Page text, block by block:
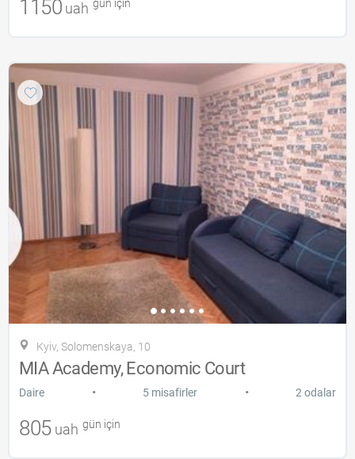
1150 uah gün için
Kyiv, Solomenskaya, 10
MIA Academy, Economic Court
Daire • 5 misafirler • 2 odalar
805 uah gün için